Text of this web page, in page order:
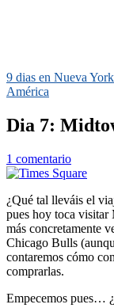
9 dias en Nueva York
América
Dia 7:
1 comentario
¿Qué tal lleváis el
pues hoy toca
más concretamente
Chicago Bulls
contaremos cómo
comprarlas.
Empecemos pues…